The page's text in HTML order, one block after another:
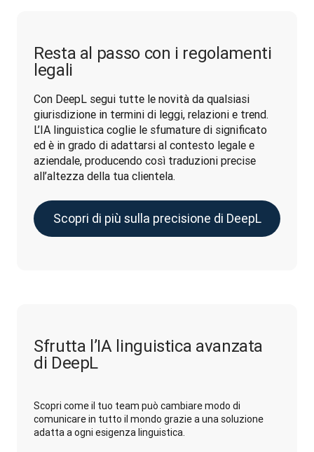
Resta al passo con i regolamenti
legali
Con DeepL segui tutte le novità da qualsiasi
giurisdizione in termini di leggi, relazioni e trend.
L’IA linguistica coglie le sfumature di significato
ed è in grado di adattarsi al contesto legale e
aziendale, producendo così traduzioni precise
all’altezza della tua clientela.
Scopri di più sulla precisione di DeepL
Sfrutta l’IA linguistica avanzata
di DeepL
Scopri come il tuo team può cambiare modo di
comunicare in tutto il mondo grazie a una soluzione
adatta a ogni esigenza linguistica.